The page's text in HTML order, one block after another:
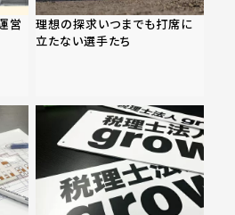
営
理想の探求いつまでも打席に
立たない選手たち